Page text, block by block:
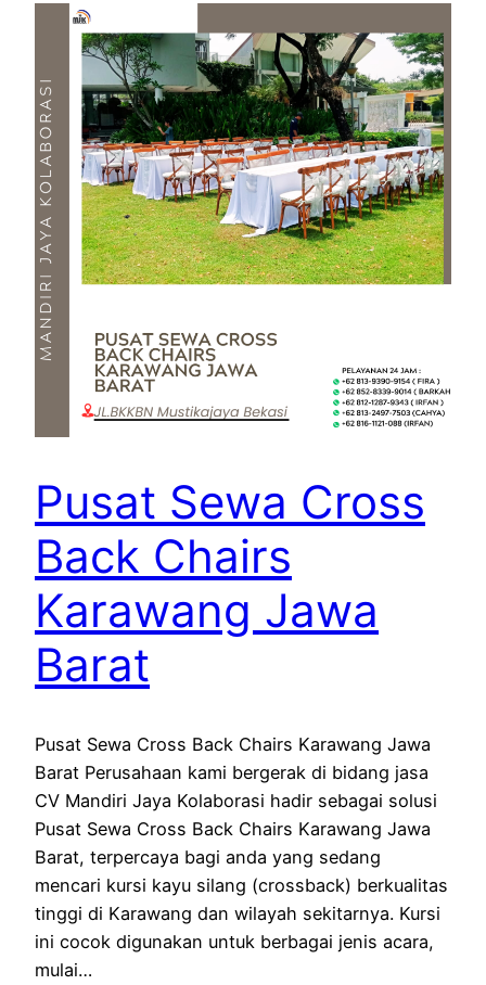
Pusat Sewa Cross
Back Chairs
Karawang Jawa
Barat
Pusat Sewa Cross Back Chairs Karawang Jawa
Barat Perusahaan kami bergerak di bidang jasa
CV Mandiri Jaya Kolaborasi hadir sebagai solusi
Pusat Sewa Cross Back Chairs Karawang Jawa
Barat, terpercaya bagi anda yang sedang
mencari kursi kayu silang (crossback) berkualitas
tinggi di Karawang dan wilayah sekitarnya. Kursi
ini cocok digunakan untuk berbagai jenis acara,
mulai…